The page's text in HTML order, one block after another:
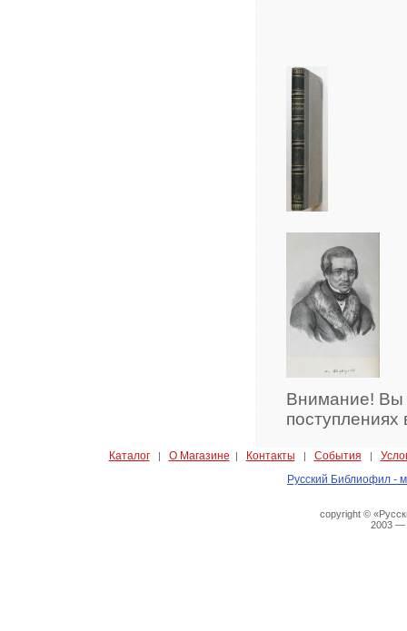
Внимание! Вы
Каталог| О Магазине | Контакты | События |
Русский Библиофил -
copyright ©
2003 —